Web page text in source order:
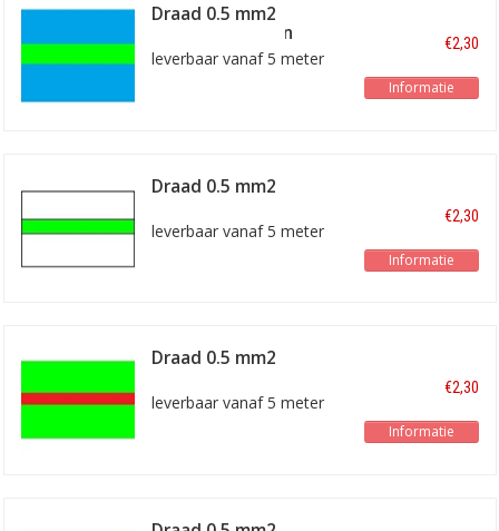
Draad 0.5 mm2
blauw/lichtgroen
leverbaar vanaf 5 meter
€2,30
Informatie
Draad 0.5 mm2
leverbaar vanaf 5 meter
€2,30
Informatie
Draad 0.5 mm2
leverbaar vanaf 5 meter
€2,30
Informatie